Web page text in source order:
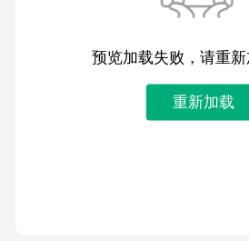
预览加载失败，请重
重新加载